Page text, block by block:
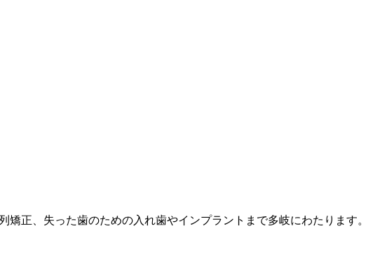
正、失った歯のための入れ歯やインプラントまで多岐にわたります。